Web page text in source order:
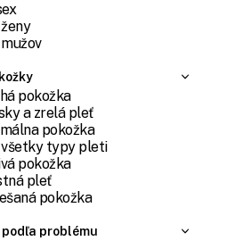
pokožka
a zrelá pleť
pokožka
všetky typy pleti
pokožka
pleť
pokožka
podľa problému